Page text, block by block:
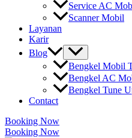
Service AC
Scanner Mobil
Layanan
Karir
Blog
Bengkel Mobil
Bengkel AC
Bengkel Tune
Contact
Booking Now
Booking Now